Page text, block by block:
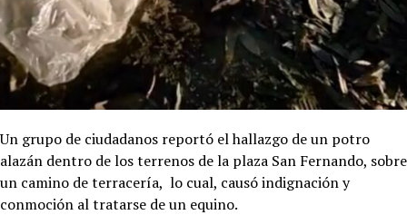
Un grupo de ciudadanos reportó el hallazgo de un potro
alazán dentro de los terrenos de la plaza San Fernando, sobre
un camino de terracería, lo cual, causó indignación y
conmoción al tratarse de un equino.